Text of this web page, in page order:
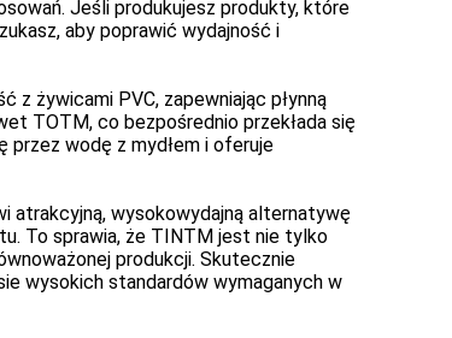
Jeśli produkujesz produkty, które
aby poprawić wydajność i
z żywicami PVC, zapewniając płynną
TOTM, co bezpośrednio przekłada się
przez wodę z mydłem i oferuje
atrakcyjną, wysokowydajną alternatywę
To sprawia, że TINTM jest nie tylko
produkcji. Skutecznie
wysokich standardów wymaganych w